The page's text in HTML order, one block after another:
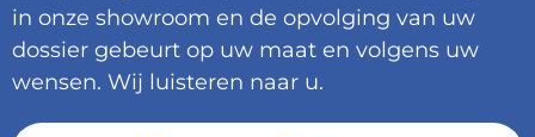
in onze showroom en de opvolging van uw
dossier gebeurt op uw maat en volgens uw
wensen. Wij luisteren naar u.